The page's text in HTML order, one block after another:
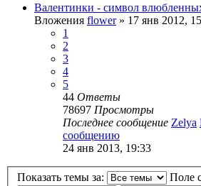
Валентинки - символ
Вложения flower» 17 янв 2012,
1
2
3
4
5
44 Ответы
78697 Просмотры
Последнее сообщение Zelya
сообщению
24 янв 2013, 19:33
Показать темы за: Поле